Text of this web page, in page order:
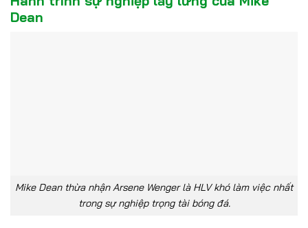
Dean
Mike Dean thừa nhận Arsene Wenger là HLV khó làm việc nhất
trong sự nghiệp trọng tài bóng đá.